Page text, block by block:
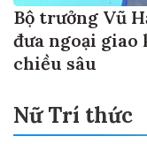
Bộ trưởng Vũ
đưa ngoại giao
chiều sâu
Nữ Trí thức